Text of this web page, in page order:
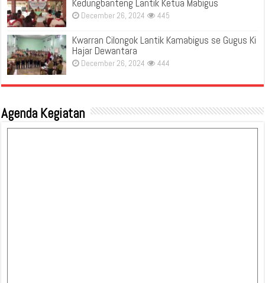
Kedungbanteng Lantik Ketua Mabigus
December 26, 2024 445
Kwarran Cilongok Lantik Kamabigus se Gugus Ki
Hajar Dewantara
December 26, 2024 444
Agenda Kegiatan